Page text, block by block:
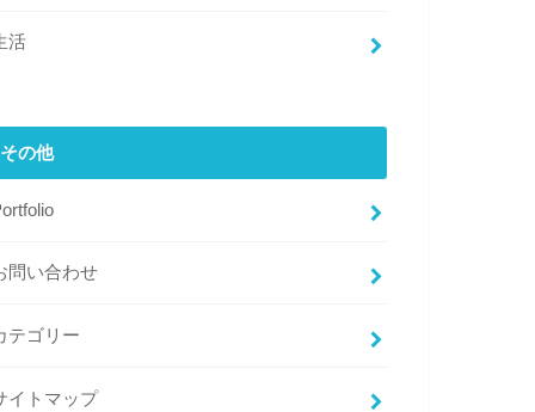
活
その他
問い合わせ
テゴリー
イトマップ